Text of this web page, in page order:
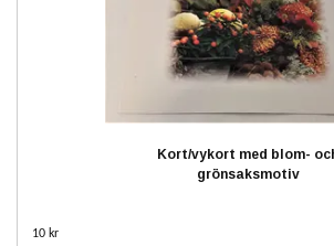
Kort/vykort med blom-
grönsaksmotiv
10 kr